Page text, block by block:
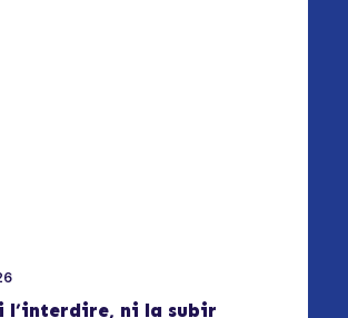
l’interdire, ni la subir